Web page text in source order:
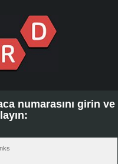
numarasını girin ve